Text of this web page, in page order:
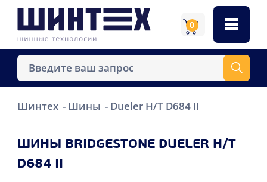
0
Шинтех Шины Dueler H/T D684 II
ШИНЫ BRIDGESTONE DUELER H/T
D684 II